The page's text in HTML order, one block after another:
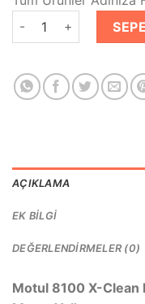
Motul 8100 X-Clean
AÇIKLAMA
EK BILGI
DEĞERLENDIRMELER (0)
Motul 8100 X-Clean